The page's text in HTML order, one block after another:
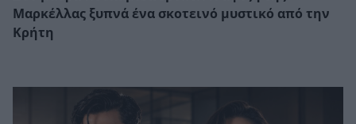
Μαρκέλλας ξυπνά ένα σκοτεινό μυστικό από την
Κρήτη